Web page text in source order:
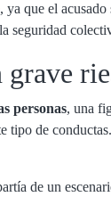
, ya que el
seguridad
personas, una
de
de un